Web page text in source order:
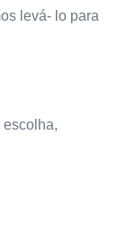
levá- lo para
escolha,